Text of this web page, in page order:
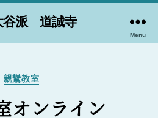
谷派 道誠寺
Menu
Categories
親鸞教室
オンライン